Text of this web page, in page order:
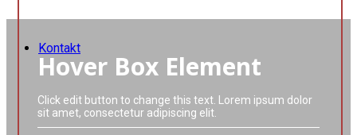
Kontakt
Hover Box Element
Click edit button to change this text. Lorem ipsum dolor
sit amet, consectetur adipiscing elit.